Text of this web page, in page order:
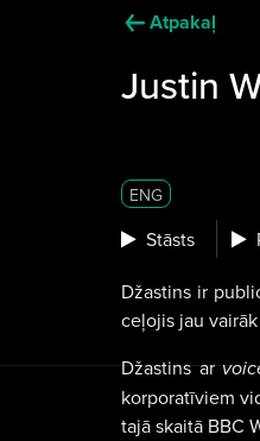
Atpakaļ
Justin
ENG
Stāsts
Džastins ir
ceļojis jau
Džastins ar
korporatīviem
tajā skaitā BBC